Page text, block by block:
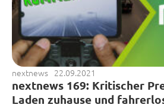
nextnews 22.09.2021
nextnews 169: Kritischer
Laden zuhause und